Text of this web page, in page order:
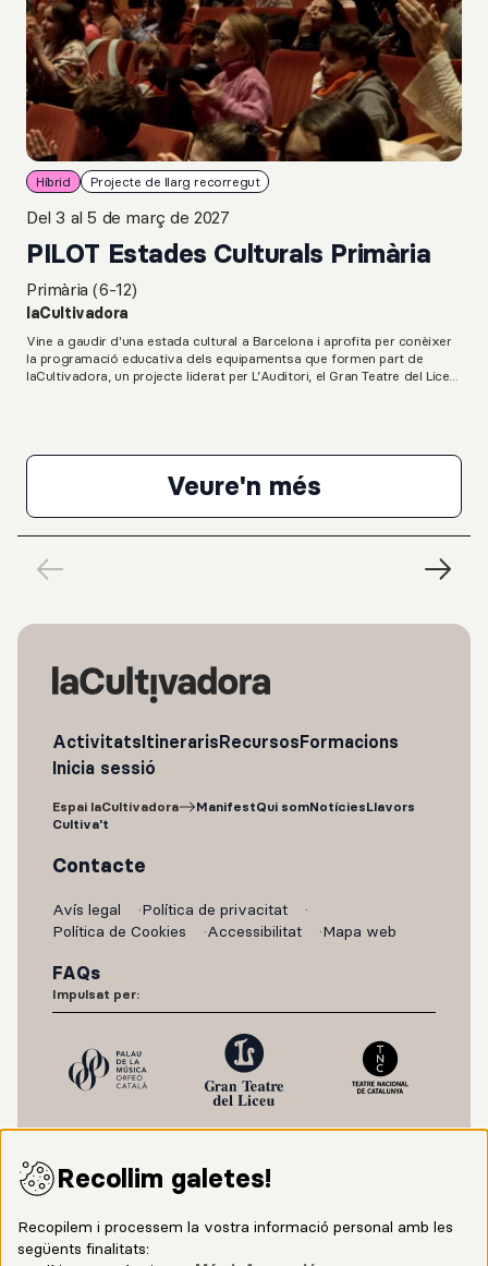
Híbrid Projecte de llarg recorregut
Del 3 al 5 de març de 2027
PILOT Estades Culturals Primària
Primària (6-12)
laCultivadora
Vine a gaudir d'una estada cultural a Barcelona i aprofita per conèixer
la programació educativa dels equipamentsa que formen part de
laCultivadora, un projecte liderat per L’Auditori, el Gran Teatre del Liceu,
dels tres dies.Calendari d'activitats3 de març: 16 h - Visita al Mercat
de les Flors (opcional) 17 h - Taller de dansa al Teatre
Lliure (opcional) 4 de març: 10:15 h - Espectacle Bandàstic a
L'Auditori12 h - Taller vinculat a les arts escèniques al Teatre Nacional
de Catalunya (opcional) 16 h - Taller vinculat a les arts escèniques i
Música (opcional) 11.30 h - Espectacle Maravellós Mahler al Palau de la
MúsicaInformació pràctica• 3 dies i 2 nits• allotjament i àpats a càrrec
subvencionat per laCultivadora• preu orientatiu: 145€.** El preu inclou
proposades amb la modificació de preu corresponent.
Veure'n mésPILOT Estades
ActivitatsItinerarisRecursosFormacions
Inicia sessió
Espai laCultivadora ManifestQui somNotíciesLlavors
Cultiva't
Contacte
Avís legal
Política de privacitat
Política de Cookies
Accessibilitat Mapa web
FAQs
Impulsat per:
Recollim galetes!
Recopilem i processem la vostra informació personal amb les
següents finalitats: